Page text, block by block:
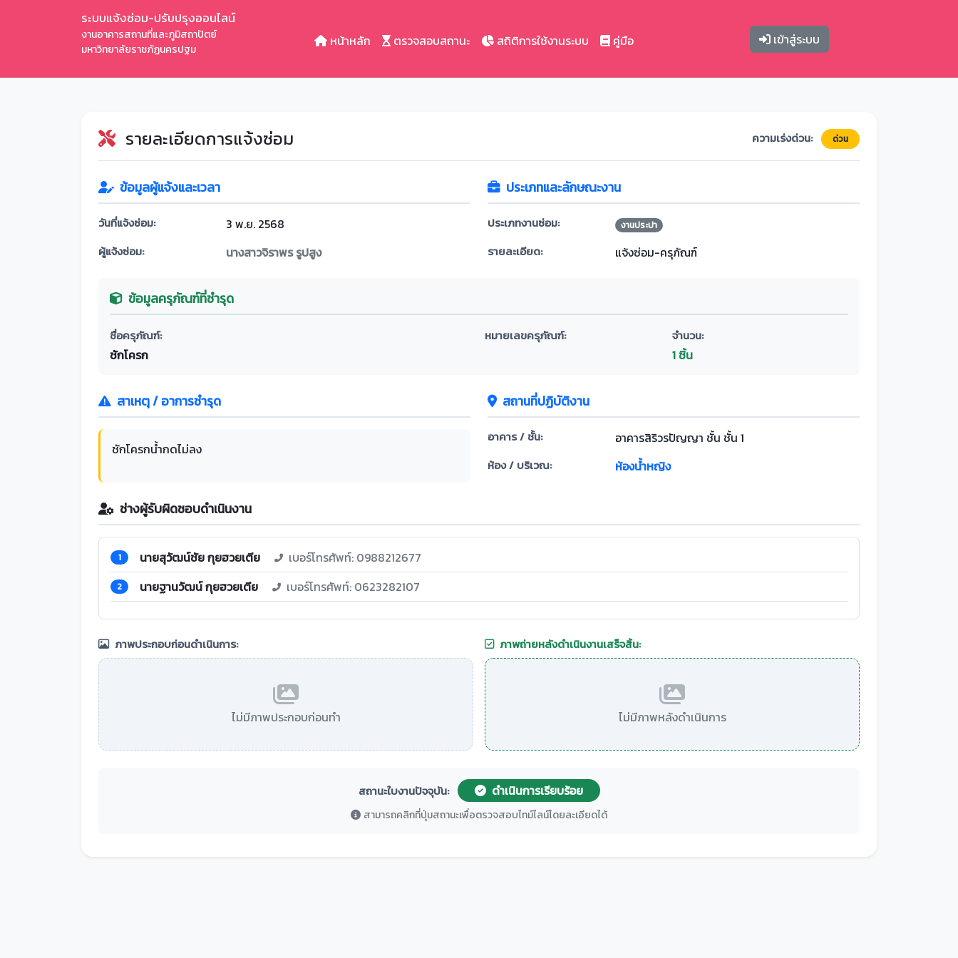
ระบบแจ้งซ่อม-ปรับปรุงออนไลน์
งานอาคารสถานที่และภูมิสถาปัตย์
มหาวิทยาลัยราชภัฏนครปฐม
หน้าหลัก ตรวจสอบสถานะ สถิติการใช้งานระบบ คู่มือ เข้าสู่ระบบ
รายละเอียดการแจ้งซ่อม ความเร่งด่วน: ด่วน
ข้อมูลผู้แจ้งและเวลา
วันที่แจ้งซ่อม: 3 พ.ย. 2568
ผู้แจ้งซ่อม: นางสาวจิราพร รูปสูง
ประเภทและลักษณะงาน
ประเภทงานซ่อม: งานประปา
รายละเอียด: แจ้งซ่อม-ครุภัณฑ์
ข้อมูลครุภัณฑ์ที่ชำรุด
ชื่อครุภัณฑ์:
ชักโครก
หมายเลขครุภัณฑ์: จำนวน:
1 ชิ้น
สาเหตุ / อาการชำรุด
ชักโครกน้ำกดไม่ลง
สถานที่ปฏิบัติงาน
อาคาร / ชั้น: อาคารสิริวรปัญญา ชั้น ชั้น 1
ห้อง / บริเวณ: ห้องน้ำหญิง
ช่างผู้รับผิดชอบดำเนินงาน
1 นายสุวัฒน์ชัย กุยฮวยเตีย เบอร์โทรศัพท์: 0988212677
2 นายฐานวัฒน์ กุยฮวยเตีย เบอร์โทรศัพท์: 0623282107
ภาพประกอบก่อนดำเนินการ:
ไม่มีภาพประกอบก่อนทำ
ภาพถ่ายหลังดำเนินงานเสร็จสิ้น:
ไม่มีภาพหลังดำเนินการ
สถานะใบงานปัจจุบัน: ดำเนินการเรียบร้อย
สามารถคลิกที่ปุ่มสถานะเพื่อตรวจสอบไทม์ไลน์โดยละเอียดได้